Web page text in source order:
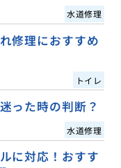
水道修理
修理におすすめ
トイレ
った時の判断？
水道修理
に対応！おすす